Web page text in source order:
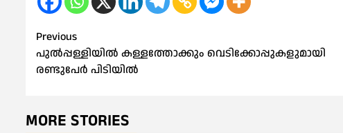
Post
navigation
Previous
പുൽപ്പള്ളിയിൽ കള്ളത്തോക്കും വെടിക്കോപ്പുകളുമായി
രണ്ടുപേർ പിടിയിൽ
MORE STORIES